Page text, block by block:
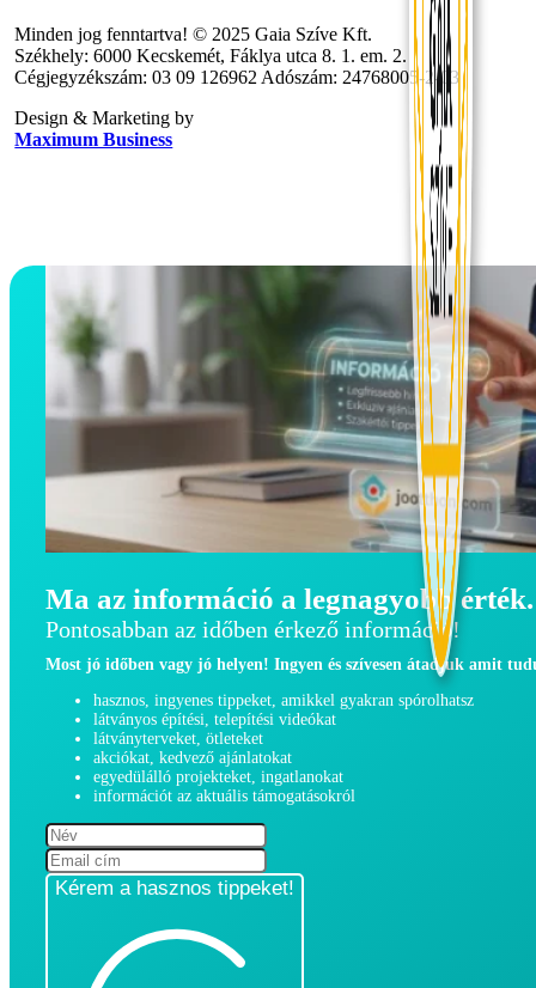
Minden jog fenntartva! © 2025 Gaia Szíve Kft.
Székhely: 6000 Kecskemét, Fáklya utca 8. 1. em. 2.
Cégjegyzékszám: 03 09 126962 Adószám: 24768005-2-03
Design & Marketing by
Maximum Business
Ma az információ a legnagyobb érték.
Pontosabban az időben érkező információ!
Most jó időben vagy jó helyen! Ingyen és szívesen átadjuk amit
hasznos, ingyenes tippeket, amikkel gyakran spórolhatsz
látványos építési, telepítési videókat
látványterveket, ötleteket
akciókat, kedvező ajánlatokat
egyedülálló projekteket, ingatlanokat
információt az aktuális támogatásokról
Kérem a hasznos tippeket!